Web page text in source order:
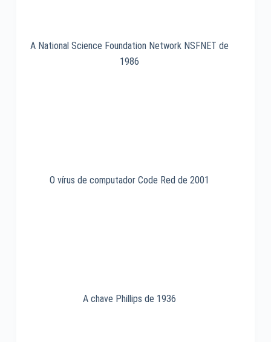
A National Science Foundation Network NSFNET de
1986
O vírus de computador Code Red de 2001
A chave Phillips de 1936